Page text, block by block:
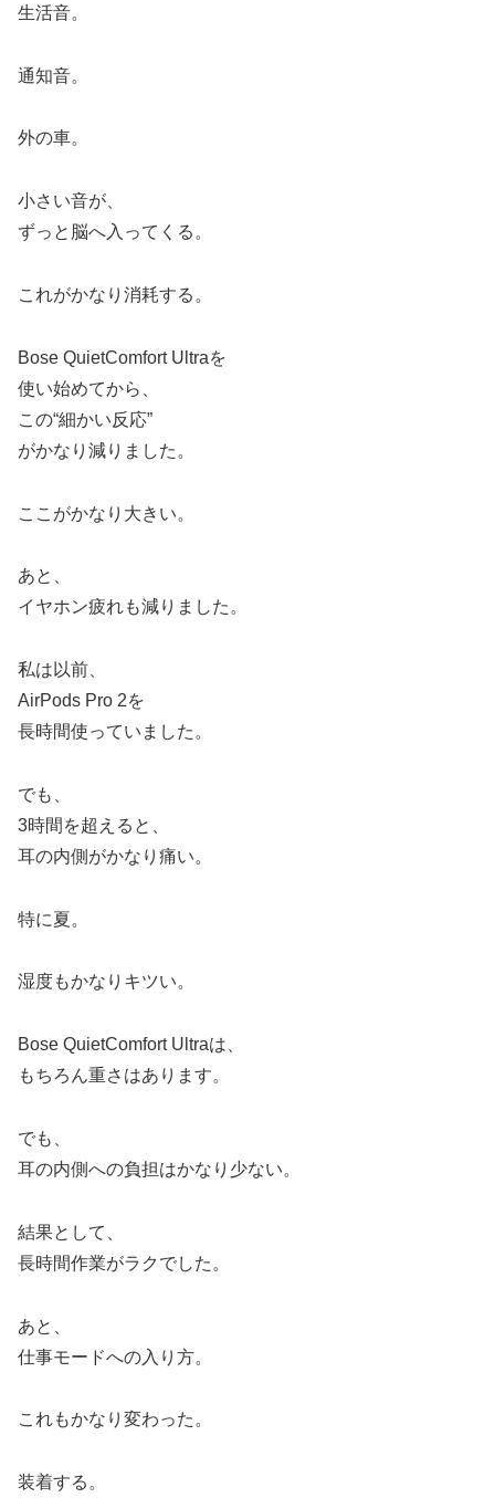
生活音。
通知音。
外の車。
小さい音が、
ずっと脳へ入ってくる。
これがかなり消耗する。
Bose QuietComfort Ultraを
使い始めてから、
この“細かい反応”
がかなり減りました。
ここがかなり大きい。
あと、
イヤホン疲れも減りました。
私は以前、
AirPods Pro 2を
長時間使っていました。
でも、
3時間を超えると、
耳の内側がかなり痛い。
特に夏。
湿度もかなりキツい。
Bose QuietComfort Ultraは、
もちろん重さはあります。
でも、
耳の内側への負担はかなり少ない。
結果として、
長時間作業がラクでした。
あと、
仕事モードへの入り方。
これもかなり変わった。
装着する。